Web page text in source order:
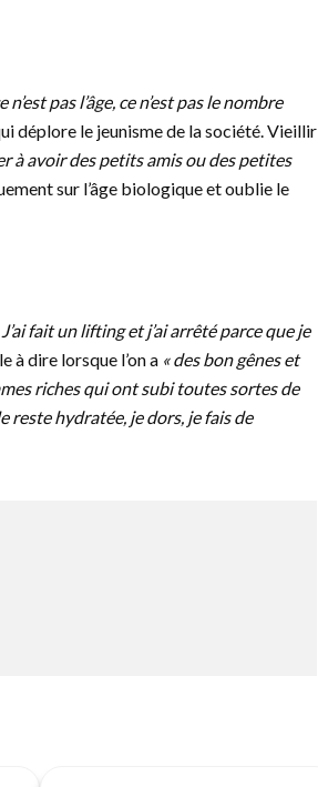
pas l’âge, ce n’est pas le nombre
déplore le jeunisme de la société. Vieillir
à avoir des petits amis ou des petites
sur l’âge biologique et oublie le
J’ai fait un lifting et j’ai arrêté parce que je
à dire lorsque l’on a « des bon gênes et
riches qui ont subi toutes sortes de
reste hydratée, je dors, je fais de